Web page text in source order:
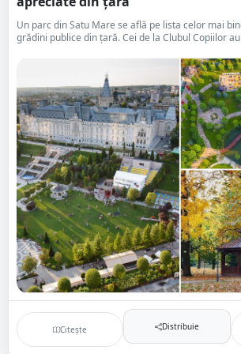
Un parc din Satu Mare se află pe lista celor mai
grădini publice din țară. Cei de la Clubul Copiilor
Citește Distribuie